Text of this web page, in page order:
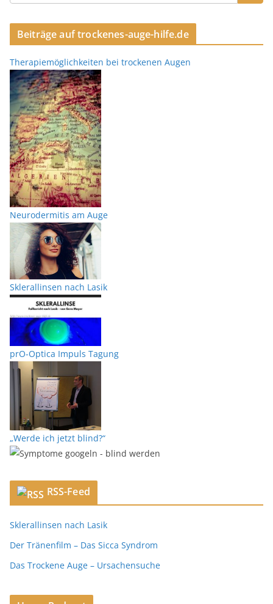
Beiträge auf trockenes-auge-hilfe.de
Therapiemöglichkeiten bei trockenen Augen
Neurodermitis am Auge
Sklerallinsen nach Lasik
prO-Optica Impuls Tagung
„Werde ich jetzt blind?“
RSS-Feed
Sklerallinsen nach Lasik
Der Tränenfilm – Das Sicca Syndrom
Das Trockene Auge – Ursachensuche